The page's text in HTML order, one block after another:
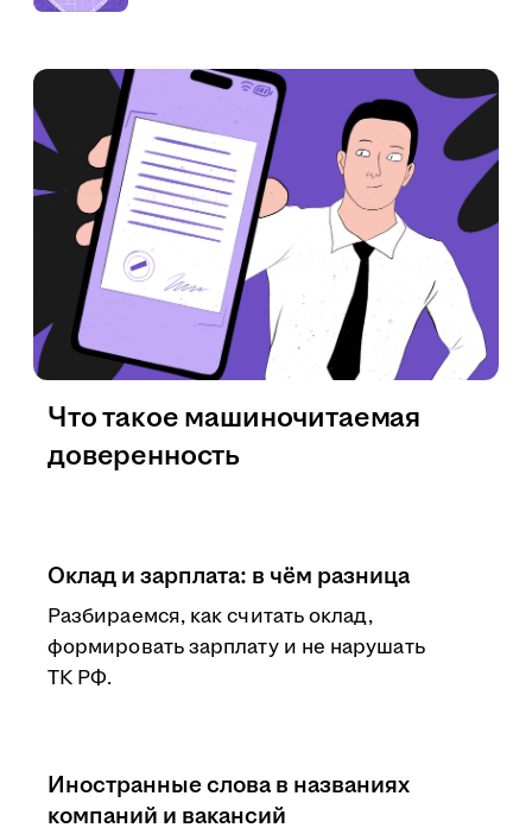
Оклад и зарплата: в чём разница
Разбираемся, как считать оклад,
формировать зарплату и не нарушать
ТК РФ.
Иностранные слова в названиях
компаний и вакансий
Что такое машиночитаемая
доверенность